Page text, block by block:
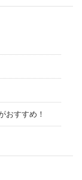
おすすめ！